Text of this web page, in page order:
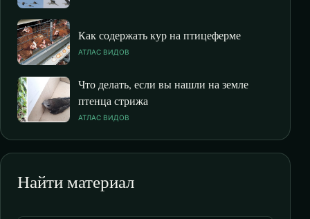
Как содержать кур на птицеферме
АТЛАС ВИДОВ
Что делать, если вы нашли на земле
птенца стрижа
АТЛАС ВИДОВ
Найти материал